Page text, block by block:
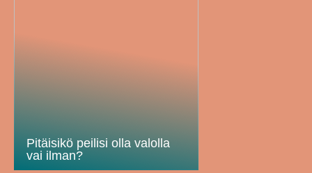
Pitäisikö peilisi olla valolla
vai ilman?